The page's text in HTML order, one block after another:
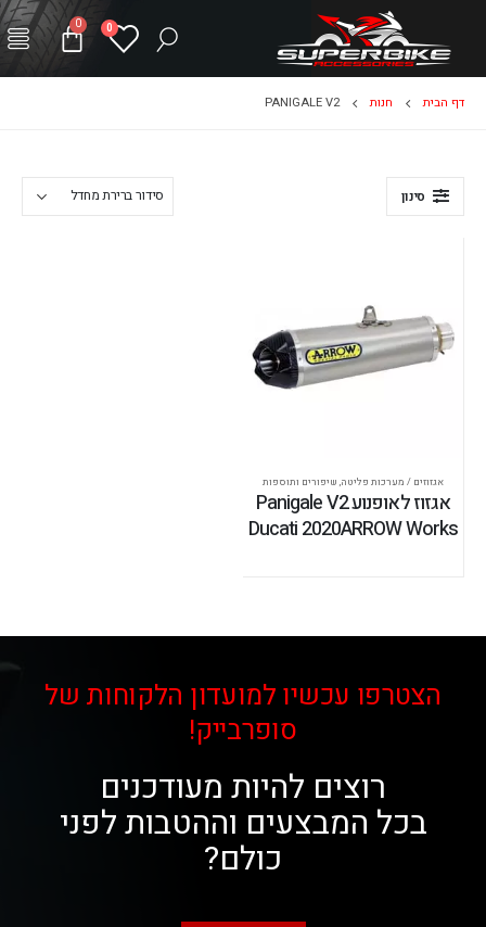
0
0
דף הבית חנות PANIGALE V2
סינון
אגזוזים / מערכות פליטה, שיפורים ותוספות
אגזוז לאופנוע Panigale V2
Ducati 2020ARROW Works
הצטרפו עכשיו למועדון הלקוחות של
סופרבייק!
רוצים להיות מעודכנים
בכל המבצעים וההטבות לפני
כולם?